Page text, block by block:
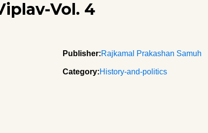
Vol. 4
Publisher:Rajkamal Prakashan Samuh
Category:History-and-politics